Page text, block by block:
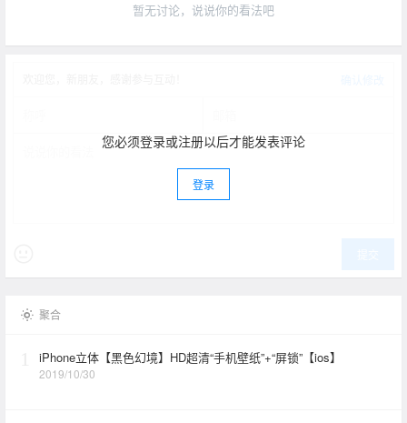
暂无讨论，说说你的看法吧
您必须登录或注册以后才能发表评论
登录
聚合
iPhone立体【黑色幻境】HD超清“手机壁纸”+“屏锁”【ios】
2019/10/30